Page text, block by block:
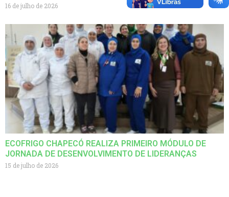
16 de julho de 2026
ECOFRIGO CHAPECÓ REALIZA PRIMEIRO MÓDULO DE
JORNADA DE DESENVOLVIMENTO DE LIDERANÇAS
15 de julho de 2026